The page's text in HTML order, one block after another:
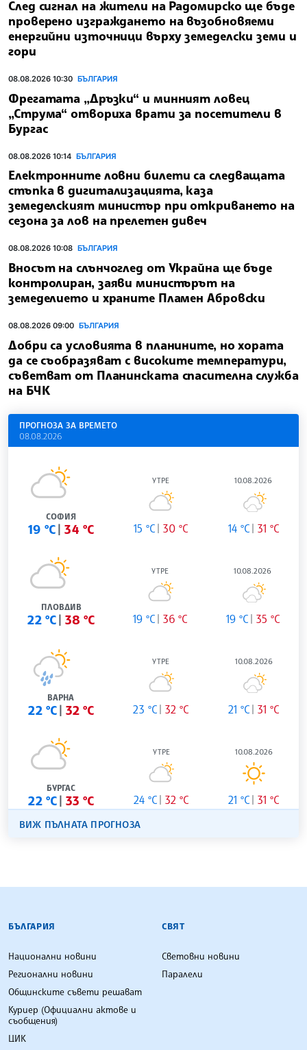
След сигнал на жители на Радомирско ще бъде
проверено изграждането на възобновяеми
енергийни източници върху земеделски земи и
гори
08.08.2026 10:30 БЪЛГАРИЯ
Фрегатата „Дръзки“ и минният ловец
„Струма“ отвориха врати за посетители в
Бургас
08.08.2026 10:14 БЪЛГАРИЯ
Електронните ловни билети са следващата
стъпка в дигитализацията, каза
земеделският министър при откриването на
сезона за лов на прелетен дивеч
08.08.2026 10:08 БЪЛГАРИЯ
Вносът на слънчоглед от Украйна ще бъде
контролиран, заяви министърът на
земеделието и храните Пламен Абровски
08.08.2026 09:00 БЪЛГАРИЯ
Добри са условията в планините, но хората
да се съобразяват с високите температури,
съветват от Планинската спасителна служба
на БЧК
ПРОГНОЗА ЗА ВРЕМЕТО
08.08.2026
СОФИЯ
19 °C 34 °C
УТРЕ
15 °C 30 °C
10.08.2026
14 °C 31 °C
ПЛОВДИВ
22 °C 38 °C
УТРЕ
19 °C 36 °C
10.08.2026
19 °C 35 °C
ВАРНА
22 °C 32 °C
УТРЕ
23 °C 32 °C
10.08.2026
21 °C 31 °C
БУРГАС
22 °C 33 °C
УТРЕ
24 °C 32 °C
10.08.2026
21 °C 31 °C
ВИЖ ПЪЛНАТА ПРОГНОЗА
БЪЛГАРСКА ТЕЛЕГРАФНА АГЕНЦИЯ
БЪЛГАРИЯ
Национални новини
Регионални новини
Общинските съвети решават
Куриер (Официални актове и
съобщения)
ЦИК
СВЯТ
Световни новини
Паралели